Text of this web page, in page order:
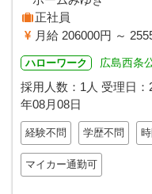
正社員
月給 206000円 ～
ハローワーク 広島西条
採用人数：1人 受理日：
年08月08日
経験不問 学歴不問
マイカー通勤可